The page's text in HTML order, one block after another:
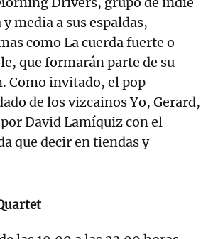
media a sus espaldas,
como La cuerda fuerte o
que formarán parte de su
Como invitado, el pop
de los vizcainos Yo, Gerard,
David Lamíquiz con el
que decir en tiendas y